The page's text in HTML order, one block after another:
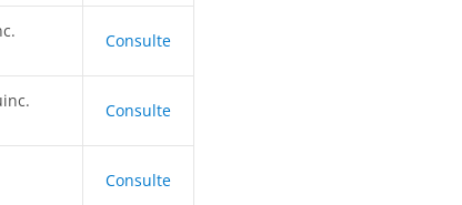
Consulte
Consulte
Consulte